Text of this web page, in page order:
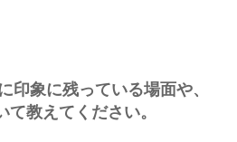
印象に残っている場⾯や、
教えてください。